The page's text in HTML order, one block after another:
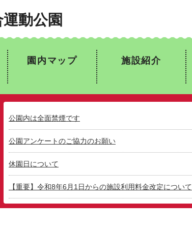
動公園
園内マップ 施設紹介
公園内は全面禁煙です
公園アンケートのご協力のお願い
休園日について
【重要】令和8年6月1日からの施設利用料金改定について